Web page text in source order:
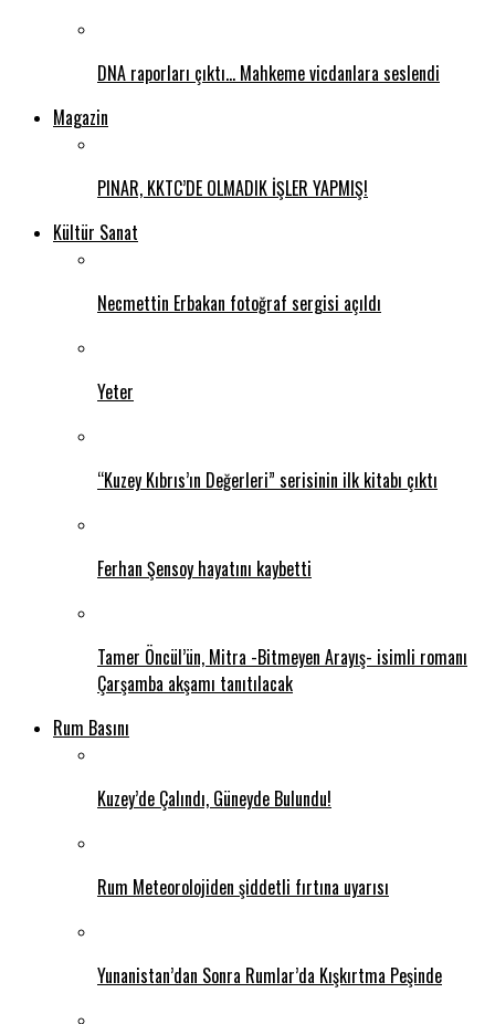
DNA raporları çıktı… Mahkeme vicdanlara seslendi
Magazin
PINAR, KKTC’DE OLMADIK İŞLER YAPMIŞ!
Kültür Sanat
Necmettin Erbakan fotoğraf sergisi açıldı
Yeter
“Kuzey Kıbrıs’ın Değerleri” serisinin ilk kitabı çıktı
Ferhan Şensoy hayatını kaybetti
Tamer Öncül’ün, Mitra -Bitmeyen Arayış- isimli romanı
Çarşamba akşamı tanıtılacak
Rum Basını
Kuzey’de Çalındı, Güneyde Bulundu!
Rum Meteorolojiden şiddetli fırtına uyarısı
Yunanistan’dan Sonra Rumlar’da Kışkırtma Peşinde